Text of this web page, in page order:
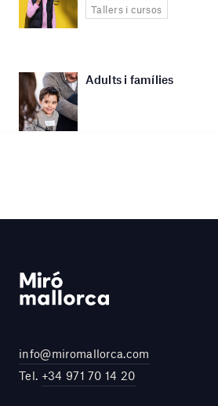
Tallers i cursos
Adults i famílies
info@miromallorca.com
Tel. +34 971 70 14 20